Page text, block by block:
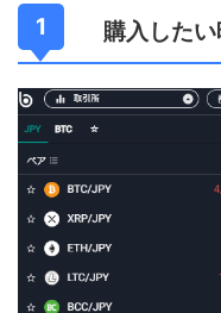
購入した